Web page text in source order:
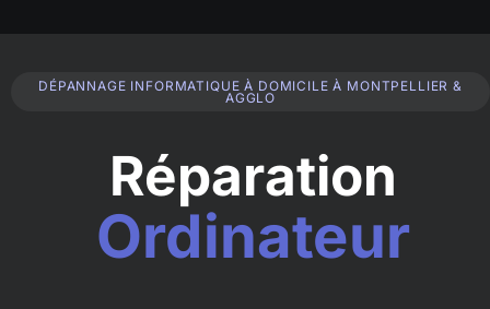
DÉPANNAGE INFORMATIQUE À DOMICILE À MONTPELLIER &
AGGLO
Réparation
Ordinateur